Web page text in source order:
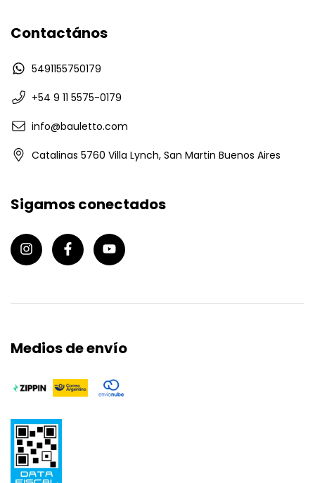
Contactános
5491155750179
+54 9 11 5575-0179
info@bauletto.com
Catalinas 5760 Villa Lynch, San Martin Buenos Aires
Sigamos conectados
Medios de envío